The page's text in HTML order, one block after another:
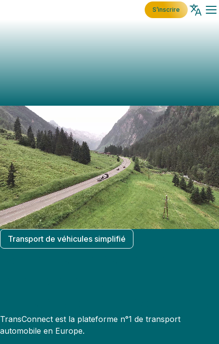
S’inscrire
Transport de véhicules simplifié
TransConnect est la plateforme n°1 de transport
automobile en Europe.